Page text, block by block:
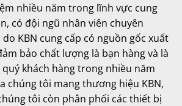
nhiều năm trong lĩnh vực cung
có đội ngũ nhân viên chuyên
KBN cung cấp có nguồn gốc xuất
bảo chất lượng là bạn hàng và là
khách hàng trong nhiều năm
chúng tôi mang thương hiệu KBN,
tôi còn phân phối các thiết bị